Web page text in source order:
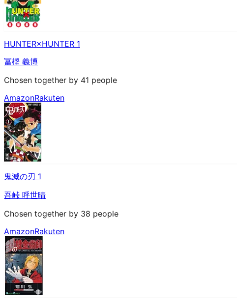
HUNTER×HUNTER 1
冨樫 義博
Chosen together by 41 people
AmazonRakuten
鬼滅の刃 1
吾峠 呼世晴
Chosen together by 38 people
AmazonRakuten